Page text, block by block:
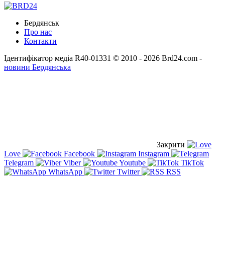
Бердянськ
Про нас
Контакти
Ідентифікатор медіа R40-01331 © 2010 - 2026 Brd24.com -
новини Бердянська
Закрити
Love
Facebook
Instagram
Telegram
Viber Youtube
TikTok
WhatsApp
Twitter RSS